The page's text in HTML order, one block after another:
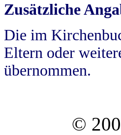
Zusätzliche
Die im
Eltern oder
übernommen.
©